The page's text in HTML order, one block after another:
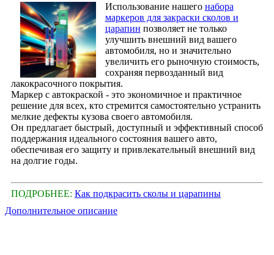
Использование нашего набора
маркеров для закраски сколов и
царапин позволяет не только
улучшить внешний вид вашего
автомобиля, но и значительно
увеличить его рыночную стоимость,
сохраняя первозданный вид
лакокрасочного покрытия.
Маркер с автокраской - это экономичное и практичное
решение для всех, кто стремится самостоятельно устранить
мелкие дефекты кузова своего автомобиля.
Он предлагает быстрый, доступный и эффективный способ
поддержания идеального состояния вашего авто,
обеспечивая его защиту и привлекательный внешний вид
на долгие годы.
ПОДРОБНЕЕ: Как подкрасить сколы и царапины
Дополнительное описание